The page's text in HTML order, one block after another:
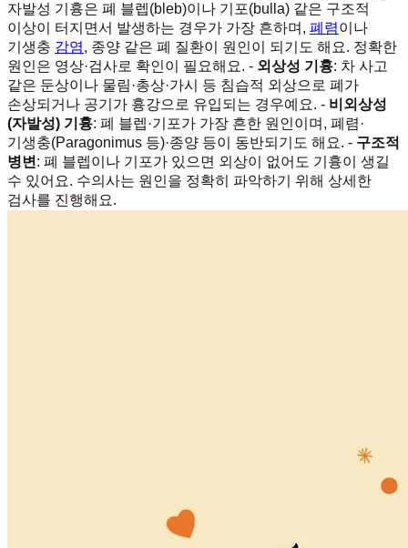
자발성 기흉은 폐 블렙(bleb)이나 기포(bulla) 같은 구조적
이상이 터지면서 발생하는 경우가 가장 흔하며, 폐렴이나
기생충 감염, 종양 같은 폐 질환이 원인이 되기도 해요. 정확한
원인은 영상·검사로 확인이 필요해요. - 외상성 기흉: 차 사고
같은 둔상이나 물림·총상·가시 등 침습적 외상으로 폐가
손상되거나 공기가 흉강으로 유입되는 경우예요. - 비외상성
(자발성) 기흉: 폐 블렙·기포가 가장 흔한 원인이며, 폐렴·
기생충(Paragonimus 등)·종양 등이 동반되기도 해요. - 구조적
병변: 폐 블렙이나 기포가 있으면 외상이 없어도 기흉이 생길
수 있어요. 수의사는 원인을 정확히 파악하기 위해 상세한
검사를 진행해요.